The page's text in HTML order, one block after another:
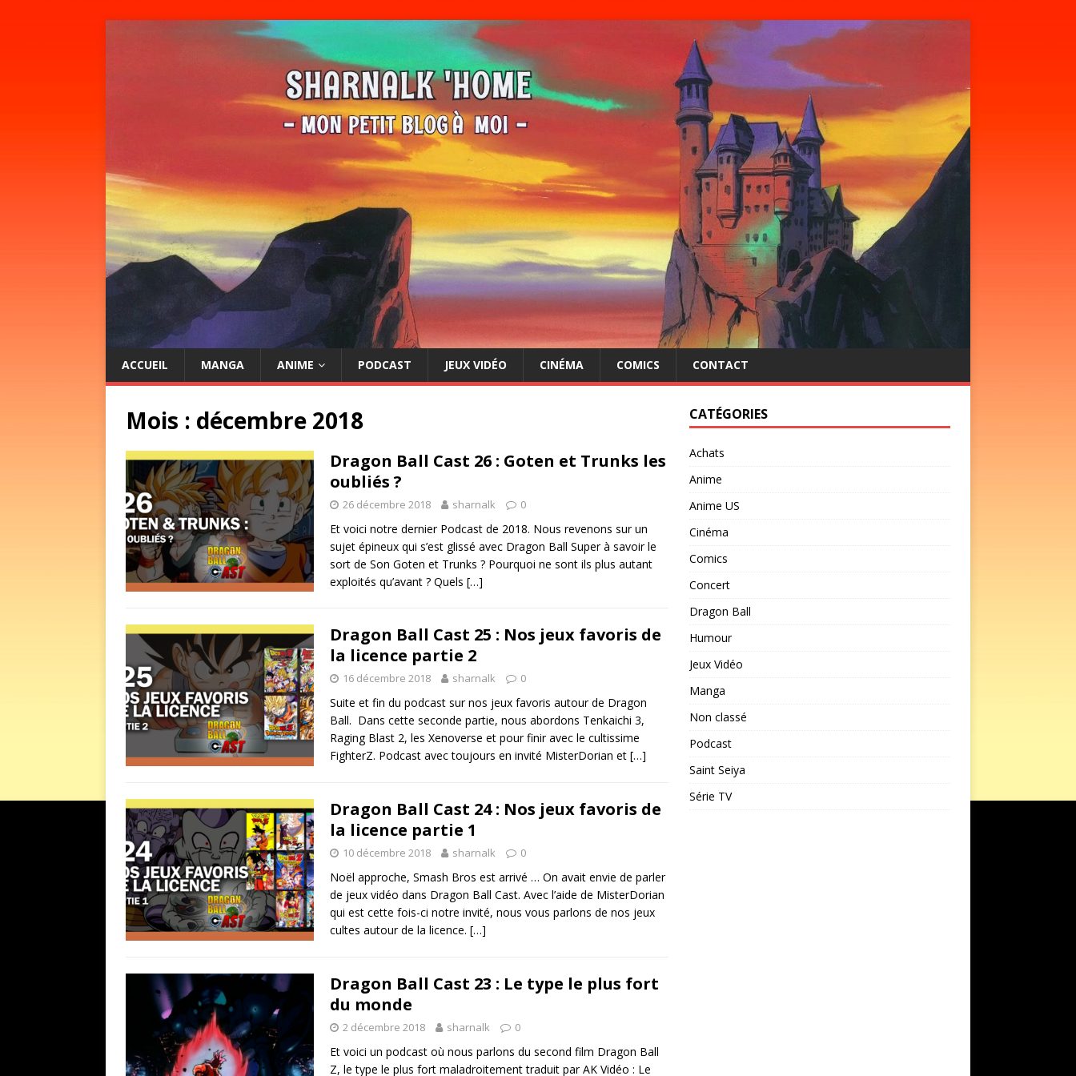
ACCUEIL MANGA ANIME PODCAST JEUX VIDÉO CINÉMA COMICS CONTACT
Mois : décembre 2018
Dragon Ball Cast 26 : Goten et Trunks les
oubliés ?
26 décembre 2018 sharnalk 0
Et voici notre dernier Podcast de 2018. Nous revenons sur un
sujet épineux qui s’est glissé avec Dragon Ball Super à savoir le
sort de Son Goten et Trunks ? Pourquoi ne sont ils plus autant
exploités qu’avant ? Quels […]
Dragon Ball Cast 25 : Nos jeux favoris de
la licence partie 2
16 décembre 2018 sharnalk 0
Suite et fin du podcast sur nos jeux favoris autour de Dragon
Ball. Dans cette seconde partie, nous abordons Tenkaichi 3,
Raging Blast 2, les Xenoverse et pour finir avec le cultissime
FighterZ. Podcast avec toujours en invité MisterDorian et […]
Dragon Ball Cast 24 : Nos jeux favoris de
la licence partie 1
10 décembre 2018 sharnalk 0
Noël approche, Smash Bros est arrivé … On avait envie de parler
de jeux vidéo dans Dragon Ball Cast. Avec l’aide de MisterDorian
qui est cette fois-ci notre invité, nous vous parlons de nos jeux
cultes autour de la licence. […]
Dragon Ball Cast 23 : Le type le plus fort
du monde
2 décembre 2018 sharnalk 0
Et voici un podcast où nous parlons du second film Dragon Ball
Z, le type le plus fort maladroitement traduit par AK Vidéo : Le
CATÉGORIES
Achats
Anime
Anime US
Cinéma
Comics
Concert
Dragon Ball
Humour
Jeux Vidéo
Manga
Non classé
Podcast
Saint Seiya
Série TV